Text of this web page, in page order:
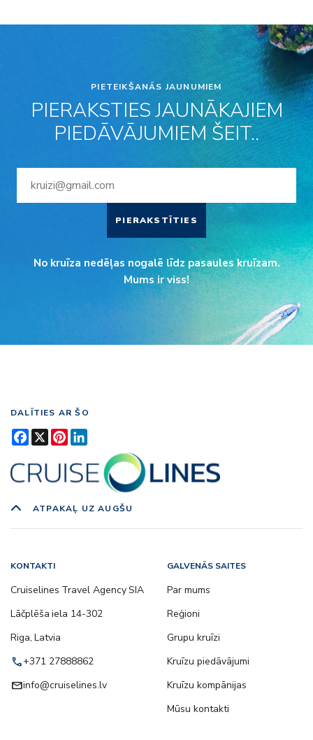
PIETEIKŠANĀS JAUNUMIEM
PIERAKSTIES JAUNĀKAJIEM
PIEDĀVĀJUMIEM ŠEIT..
PIERAKSTĪTIES
No kruīza nedēļas nogalē līdz pasaules kruīzam.
Mums ir viss!
DALĪTIES AR ŠO
Facebook
X Pinterest
ATPAKAĻ UZ AUGŠU
KONTAKTI
Cruiselines Travel Agency SIA
Lāčplēša iela 14-302
Riga, Latvia
call+371 27888862
emailinfo@cruiselines.lv
GALVENĀS SAITES
Par mums
Reģioni
Grupu kruīzi
Kruīzu piedāvājumi
Kruīzu kompānijas
Mūsu kontakti